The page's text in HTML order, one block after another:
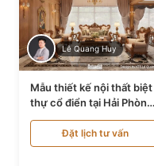
Lê Quang Huy
Mẫu thiết kế nội thất biệt
thự cổ điển tại Hải Phòng
NT24535
Đặt lịch tư vấn